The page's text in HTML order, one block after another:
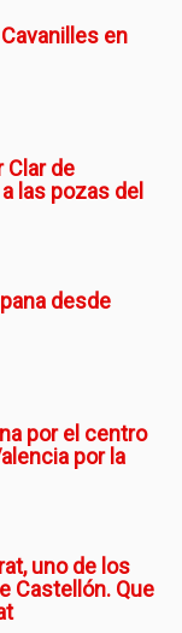
en
Clar de
las pozas del
desde
por el centro
por la
uno de los
Castellón. Que